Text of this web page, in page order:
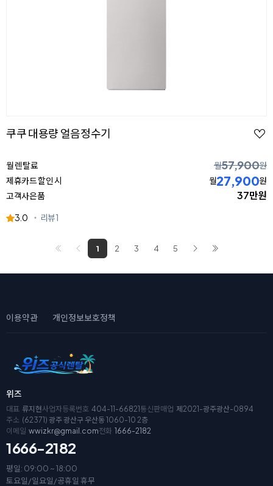
쿠쿠 대용량 얼음정수기
월 렌탈료 월57,900원
제휴카드 할인 시
월27,900원
고객사은품
37만원
3.0 리뷰1
1 2 3 4 5
이용약관 개인정보보호정책
위즈
대표 류지현사업자등록번호 404-11-66821 통신판매업 제2021-광주광산-0894
주소 (62371) 광주 광산구 우산동 1060-10 2층
이메일 wwizkr@gmail.com전화 1666-2182
1666-2182
평일: 09:00 ~ 18:00
토요일/일요일/공휴일 휴무